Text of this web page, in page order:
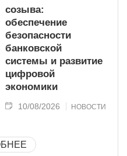
созыва:
обеспечение
безопасности
банковской
системы и развитие
цифровой
экономики
10/08/2026 НОВОСТИ